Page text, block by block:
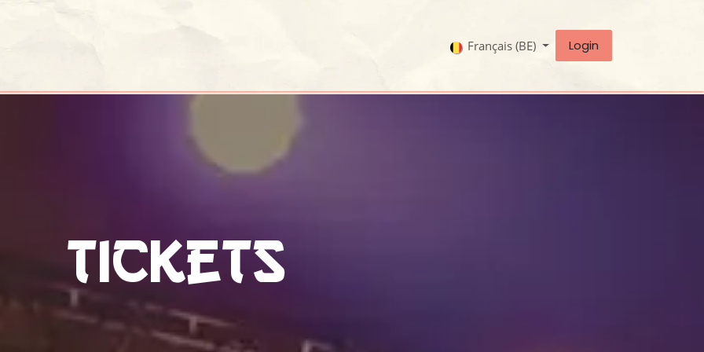
Français (BE) Login
tickets